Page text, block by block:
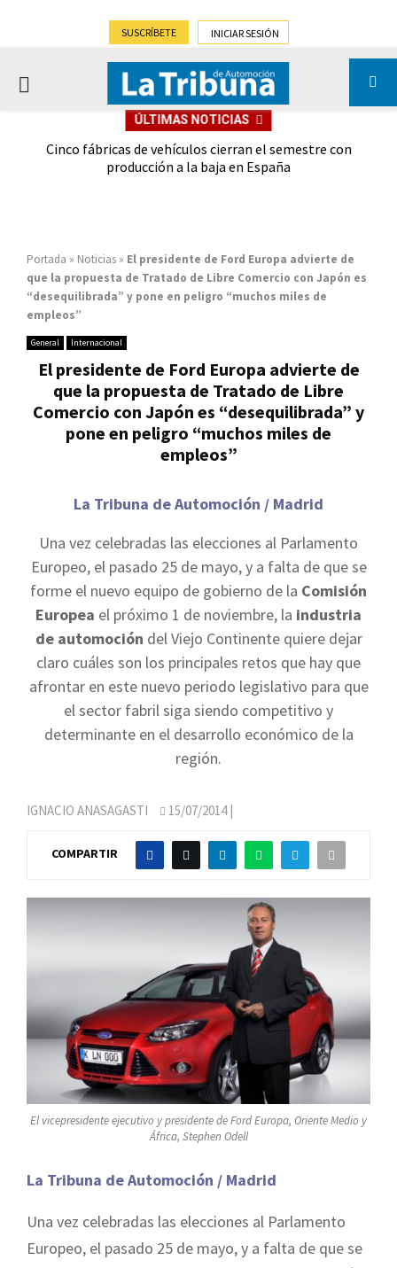
SUSCRÍBETE INICIAR SESIÓN
PRIMARY
ÚLTIMAS NOTICIAS
Cinco fábricas de vehículos cierran el semestre con
producción a la baja en España
Portada » Noticias » El presidente de Ford Europa advierte de
que la propuesta de Tratado de Libre Comercio con Japón es
“desequilibrada” y pone en peligro “muchos miles de
empleos”
General Internacional
El presidente de Ford Europa advierte de
que la propuesta de Tratado de Libre
Comercio con Japón es “desequilibrada” y
pone en peligro “muchos miles de
empleos”
La Tribuna de Automoción / Madrid
Una vez celebradas las elecciones al Parlamento
Europeo, el pasado 25 de mayo, y a falta de que se
forme el nuevo equipo de gobierno de la Comisión
Europea el próximo 1 de noviembre, la industria
de automoción del Viejo Continente quiere dejar
claro cuáles son los principales retos que hay que
afrontar en este nuevo periodo legislativo para que
el sector fabril siga siendo competitivo y
determinante en el desarrollo económico de la
región.
IGNACIO ANASAGASTI 15/07/2014|
COMPARTIR
El vicepresidente ejecutivo y presidente de Ford Europa, Oriente Medio y
África, Stephen Odell
La Tribuna de Automoción / Madrid
Una vez celebradas las elecciones al Parlamento
Europeo, el pasado 25 de mayo, y a falta de que se